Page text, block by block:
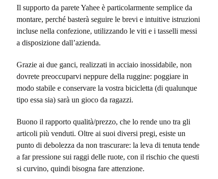
Il supporto da parete Yahee è particolarmente semplice da
montare, perché basterà seguire le brevi e intuitive istruzioni
incluse nella confezione, utilizzando le viti e i tasselli messi
a disposizione dall’azienda.
Grazie ai due ganci, realizzati in acciaio inossidabile, non
dovrete preoccuparvi neppure della ruggine: poggiare in
modo stabile e conservare la vostra bicicletta (di qualunque
tipo essa sia) sarà un gioco da ragazzi.
Buono il rapporto qualità/prezzo, che lo rende uno tra gli
articoli più venduti. Oltre ai suoi diversi pregi, esiste un
punto di debolezza da non trascurare: la leva di tenuta tende
a far pressione sui raggi delle ruote, con il rischio che questi
si curvino, quindi bisogna fare attenzione.